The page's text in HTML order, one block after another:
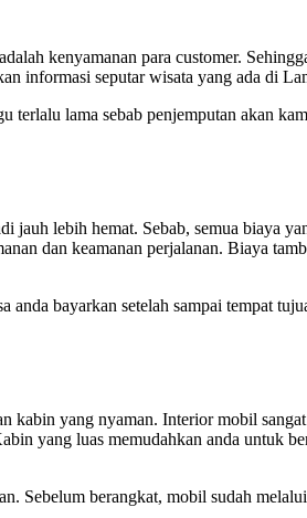
kenyamanan para customer.
informasi seputar wisata yang ada di
terlalu lama sebab penjemputan akan
lebih hemat. Sebab, semua biaya
dan keamanan perjalanan. Biaya
bayarkan setelah sampai tempat
kabin yang nyaman. Interior mobil
yang luas memudahkan anda untuk
Sebelum berangkat, mobil sudah